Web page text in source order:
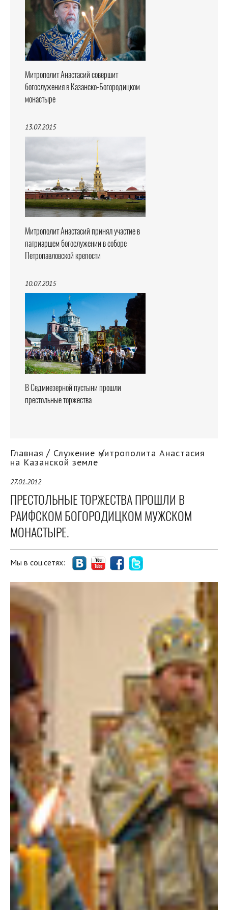
Митрополит Анастасий совершит
богослужения в Казанско-Богородицком
монастыре
13.07.2015
Митрополит Анастасий принял участие в
патриаршем богослужении в соборе
Петропавловской крепости
10.07.2015
В Седмиезерной пустыни прошли
престольные торжества
Главная Служение митрополита Анастасия
на Казанской земле
27.01.2012
ПРЕСТОЛЬНЫЕ ТОРЖЕСТВА ПРОШЛИ В
РАИФСКОМ БОГОРОДИЦКОМ МУЖСКОМ
МОНАСТЫРЕ.
Мы в соц.сетях: